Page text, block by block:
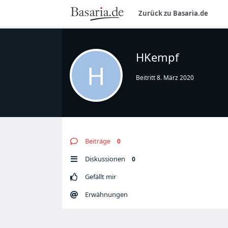
Zurück zu Basaria.de
H
HKempf
Beitritt8. März 2020
Beiträge 0
Diskussionen 0
Gefällt mir
Erwähnungen